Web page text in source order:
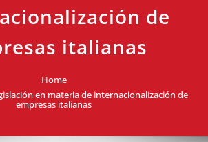
de
italianas
Home
en materia de internacionalización de
empresas italianas